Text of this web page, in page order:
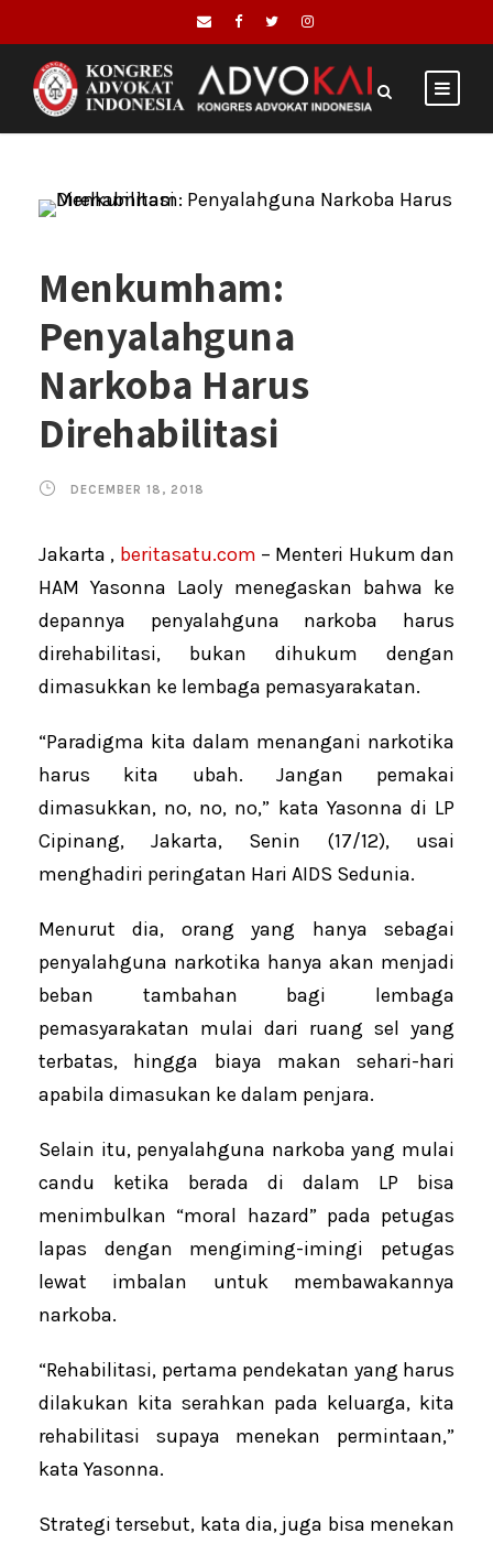
Menkumham:
Penyalahguna
Narkoba Harus
Direhabilitasi
DECEMBER 18, 2018
Jakarta , beritasatu.com – Menteri Hukum dan
HAM Yasonna Laoly menegaskan bahwa ke
depannya penyalahguna narkoba harus
direhabilitasi, bukan dihukum dengan
dimasukkan ke lembaga pemasyarakatan.
“Paradigma kita dalam menangani narkotika
harus kita ubah. Jangan pemakai
dimasukkan, no, no, no,” kata Yasonna di LP
Cipinang, Jakarta, Senin (17/12), usai
menghadiri peringatan Hari AIDS Sedunia.
Menurut dia, orang yang hanya sebagai
penyalahguna narkotika hanya akan menjadi
beban tambahan bagi lembaga
pemasyarakatan mulai dari ruang sel yang
terbatas, hingga biaya makan sehari-hari
apabila dimasukan ke dalam penjara.
Selain itu, penyalahguna narkoba yang mulai
candu ketika berada di dalam LP bisa
menimbulkan “moral hazard” pada petugas
lapas dengan mengiming-imingi petugas
lewat imbalan untuk membawakannya
narkoba.
“Rehabilitasi, pertama pendekatan yang harus
dilakukan kita serahkan pada keluarga, kita
rehabilitasi supaya menekan permintaan,”
kata Yasonna.
Strategi tersebut, kata dia, juga bisa menekan